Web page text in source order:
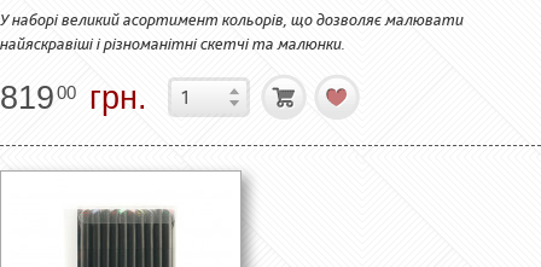
У наборі великий асортимент кольорів, що дозволяє малювати
найяскравіші і різноманітні скетчі та малюнки.
81900 грн.